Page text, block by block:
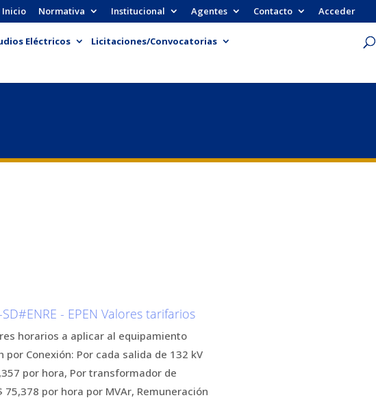
Inicio Normativa Institucional Agentes Contacto Acceder
Eléctricos
Licitaciones/Convocatorias
- EPEN Valores tarifarios
horarios a aplicar al equipamiento
Conexión: Por cada salida de 132 kV
por hora, Por transformador de
por hora por MVAr, Remuneración